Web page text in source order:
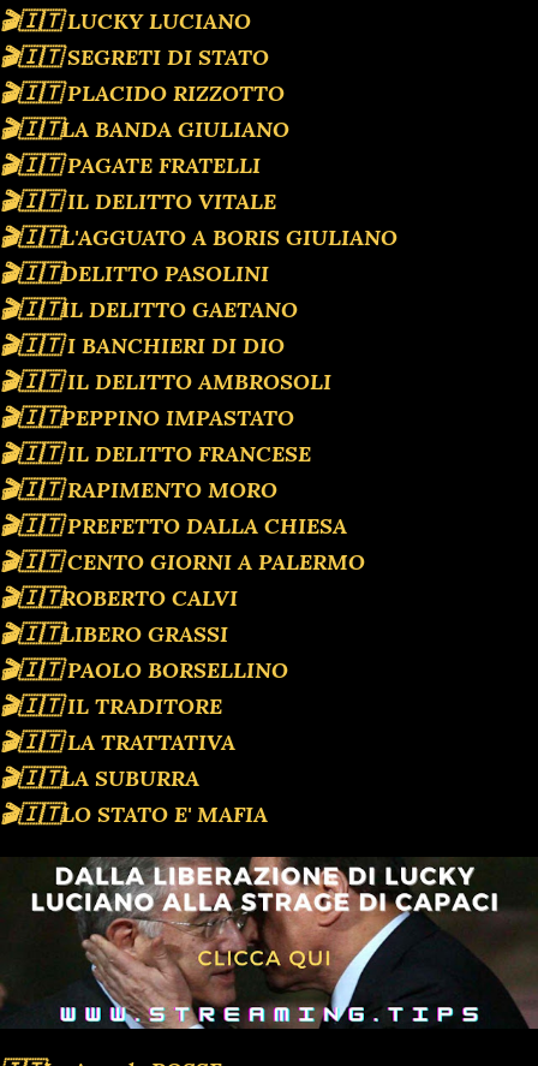
🎬🇮🇹 LUCKY LUCIANO
🎬🇮🇹 SEGRETI DI STATO
🎬🇮🇹 PLACIDO RIZZOTTO
🎬🇮🇹LA BANDA GIULIANO
🎬🇮🇹 PAGATE FRATELLI
🎬🇮🇹 IL DELITTO VITALE
🎬🇮🇹L'AGGUATO A BORIS GIULIANO
🎬🇮🇹DELITTO PASOLINI
🎬🇮🇹IL DELITTO GAETANO
🎬🇮🇹 I BANCHIERI DI DIO
🎬🇮🇹 IL DELITTO AMBROSOLI
🎬🇮🇹PEPPINO IMPASTATO
🎬🇮🇹 IL DELITTO FRANCESE
🎬🇮🇹 RAPIMENTO MORO
🎬🇮🇹 PREFETTO DALLA CHIESA
🎬🇮🇹 CENTO GIORNI A PALERMO
🎬🇮🇹ROBERTO CALVI
🎬🇮🇹LIBERO GRASSI
🎬🇮🇹 PAOLO BORSELLINO
🎬🇮🇹 IL TRADITORE
🎬🇮🇹 LA TRATTATIVA
🎬🇮🇹LA SUBURRA
🎬🇮🇹LO STATO E' MAFIA